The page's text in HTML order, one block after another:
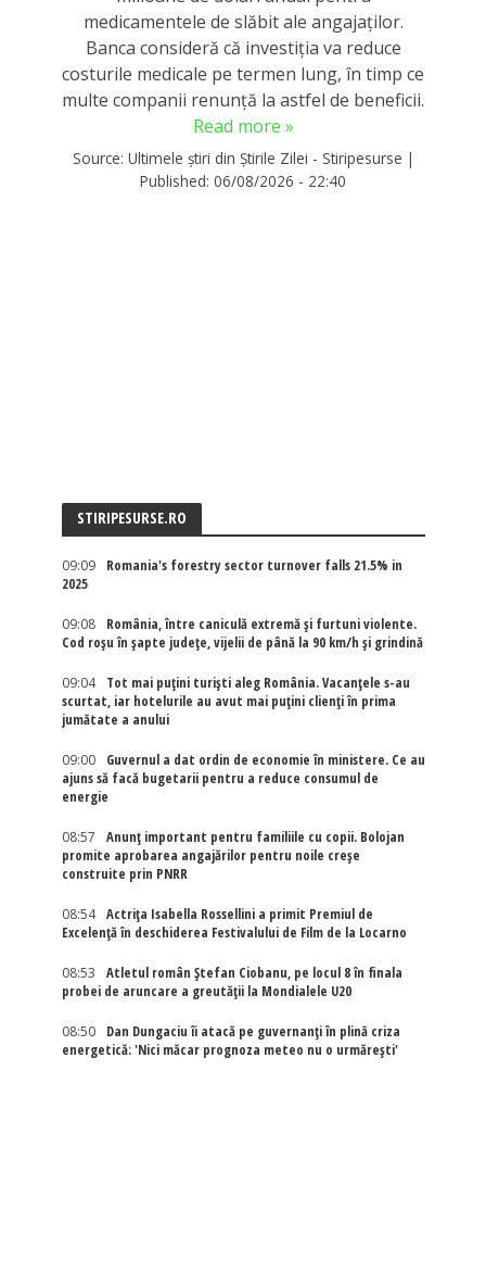
medicamentele de slăbit ale angajaților.
Banca consideră că investiția va reduce
costurile medicale pe termen lung, în timp ce
multe companii renunță la astfel de beneficii.
Read more »
Source: Ultimele știri din Știrile Zilei - Stiripesurse |
Published: 06/08/2026 - 22:40
STIRIPESURSE.RO
09:09
Romania's forestry sector turnover falls 21.5% in
2025
09:08
România, între caniculă extremă și furtuni violente.
Cod roșu în șapte județe, vijelii de până la 90 km/h și grindină
09:04
Tot mai puțini turiști aleg România. Vacanțele s-au
scurtat, iar hotelurile au avut mai puțini clienți în prima
jumătate a anului
09:00
Guvernul a dat ordin de economie în ministere. Ce au
ajuns să facă bugetarii pentru a reduce consumul de
energie
08:57
Anunț important pentru familiile cu copii. Bolojan
promite aprobarea angajărilor pentru noile creșe
construite prin PNRR
08:54
Actriţa Isabella Rossellini a primit Premiul de
Excelenţă în deschiderea Festivalului de Film de la Locarno
08:53
Atletul român Ștefan Ciobanu, pe locul 8 în finala
probei de aruncare a greutății la Mondialele U20
08:50
Dan Dungaciu îi atacă pe guvernanți în plină criza
energetică: 'Nici măcar prognoza meteo nu o urmărești'